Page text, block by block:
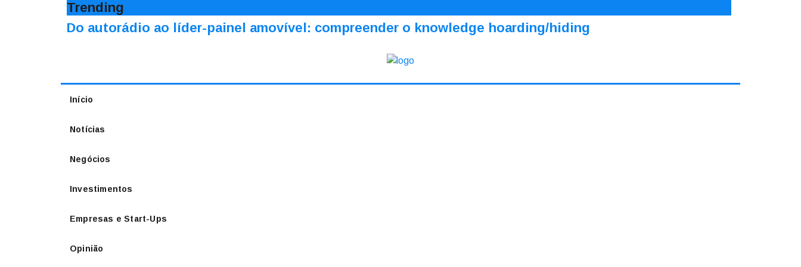
Trending
Do autorádio ao líder-painel amovível: compreender o knowledge hoarding/hiding
Início
Notícias
Negócios
Investimentos
Empresas e Start-Ups
Opinião